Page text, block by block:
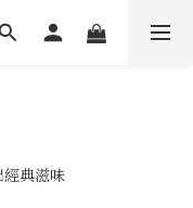
典滋味